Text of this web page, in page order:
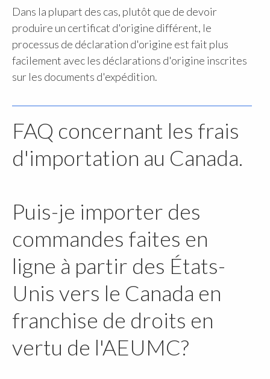
Dans la plupart des cas, plutôt que de devoir
produire un certificat d'origine différent, le
processus de déclaration d'origine est fait plus
facilement avec les déclarations d'origine inscrites
sur les documents d'expédition.
FAQ concernant les frais
d'importation au Canada.
Puis-je importer des
commandes faites en
ligne à partir des États-
Unis vers le Canada en
franchise de droits en
vertu de l'AEUMC?